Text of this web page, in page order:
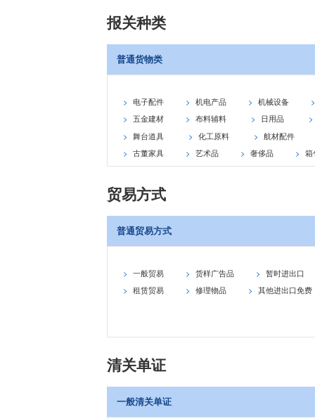
报关种类
普通货物类
电子配件 机电产品
机械设备
五金建材
布料辅料
日用品
舞台道具
化工原料
航材配件
古董家具
艺术品 奢侈品 箱
贸易方式
普通贸易方式
一般贸易 货样广告品
暂时进出口
租赁贸易
修理物品 其他进出口免费
清关单证
一般清关单证